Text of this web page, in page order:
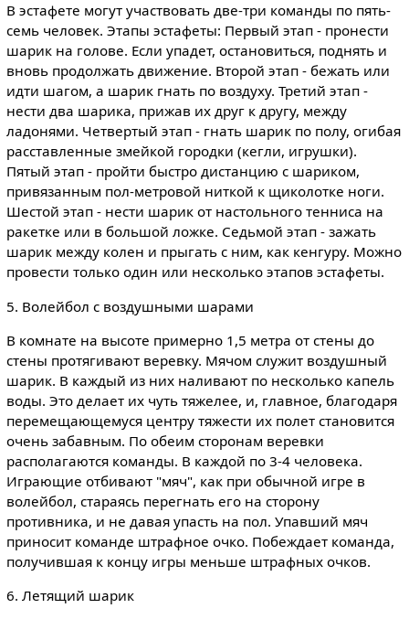
В эстафете могут участвовать две-три команды по пять-
семь человек. Этапы эстафеты: Первый этап - пронести
шарик на голове. Если упадет, остановиться, поднять и
вновь продолжать движение. Второй этап - бежать или
идти шагом, а шарик гнать по воздуху. Третий этап -
нести два шарика, прижав их друг к другу, между
ладонями. Четвертый этап - гнать шарик по полу, огибая
расставленные змейкой городки (кегли, игрушки).
Пятый этап - пройти быстро дистанцию с шариком,
привязанным пол-метровой ниткой к щиколотке ноги.
Шестой этап - нести шарик от настольного тенниса на
ракетке или в большой ложке. Седьмой этап - зажать
шарик между колен и прыгать с ним, как кенгуру. Можно
провести только один или несколько этапов эстафеты.
5. Волейбол с воздушными шарами
В комнате на высоте примерно 1,5 метра от стены до
стены протягивают веревку. Мячом служит воздушный
шарик. В каждый из них наливают по несколько капель
воды. Это делает их чуть тяжелее, и, главное, благодаря
перемещающемуся центру тяжести их полет становится
очень забавным. По обеим сторонам веревки
располагаются команды. В каждой по 3-4 человека.
Играющие отбивают "мяч", как при обычной игре в
волейбол, стараясь перегнать его на сторону
противника, и не давая упасть на пол. Упавший мяч
приносит команде штрафное очко. Побеждает команда,
получившая к концу игры меньше штрафных очков.
6. Летящий шарик